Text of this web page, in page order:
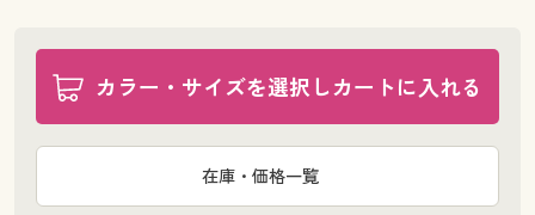
カラー・サイズを選択しカートに入れる
在庫・価格一覧